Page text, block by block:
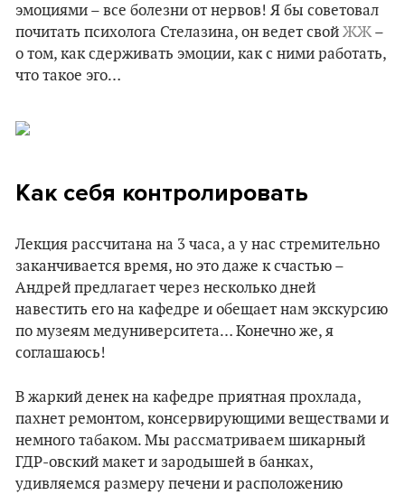
эмоциями – все болезни от нервов! Я бы советовал
почитать психолога Стелазина, он ведет свой ЖЖ –
о том, как сдерживать эмоции, как с ними работать,
что такое эго…
Как себя контролировать
Лекция рассчитана на 3 часа, а у нас стремительно
заканчивается время, но это даже к счастью –
Андрей предлагает через несколько дней
навестить его на кафедре и обещает нам экскурсию
по музеям медуниверситета… Конечно же, я
соглашаюсь!
В жаркий денек на кафедре приятная прохлада,
пахнет ремонтом, консервирующими веществами и
немного табаком. Мы рассматриваем шикарный
ГДР-овский макет и зародышей в банках,
удивляемся размеру печени и расположению